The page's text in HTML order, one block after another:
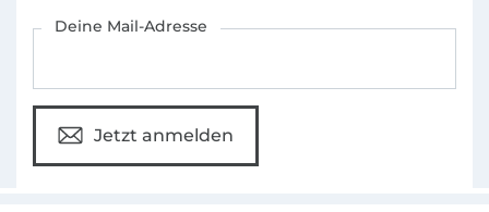
Deine Mail-Adresse
Jetzt anmelden